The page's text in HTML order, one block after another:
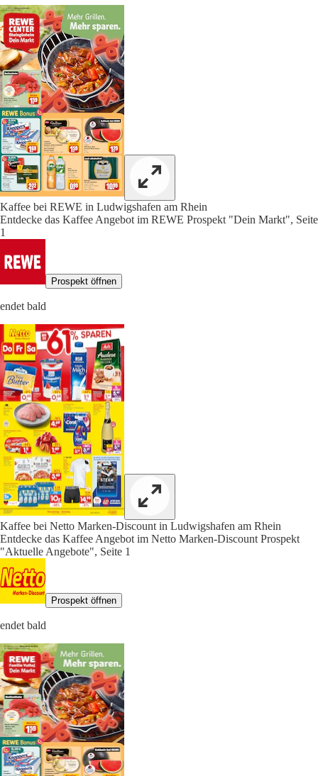
Kaffee bei REWE in Ludwigshafen am Rhein
Entdecke das Kaffee Angebot im REWE Prospekt "Dein Markt", Seite
1
Prospekt öffnen
endet bald
Kaffee bei Netto Marken-Discount in Ludwigshafen am Rhein
Entdecke das Kaffee Angebot im Netto Marken-Discount Prospekt
"Aktuelle Angebote", Seite 1
Prospekt öffnen
endet bald